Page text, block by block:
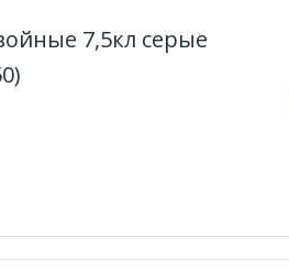
7,5кл серые